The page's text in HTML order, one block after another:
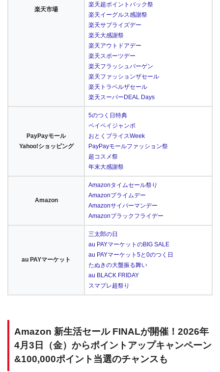
楽天市場
楽天超ポイントバック祭
楽天イーグルス感謝祭
楽天サプライズデー
楽天大感謝祭
楽天アウトドアデー
楽天スポーツデー
楽天フラッシュバーゲン
楽天ファッションザセール
楽天トラベルザセール
楽天スーパーDEAL Days
PayPayモール
Yahoo!ショッピング
5のつく日特典
ペイペイジャンボ
おとくプライスWeek
PayPayモールファッション祭
超コスメ祭
年末大感謝祭
Amazon
Amazonタイムセール祭り
Amazonプライムデー
Amazonサイバーマンデー
Amazonブラックフライデー
au PAYマーケット
三太郎の日
au PAYマーケットのBIG SALE
au PAYマーケット5と0のつく日
たぬきの大盤振る舞い
au BLACK FRIDAY
スマプレ超祭り
Amazon 新生活セール FINALが開催！2026年
4月3日（金）からポイントアップキャンペーン
&100,000ポイント当選のチャンスも